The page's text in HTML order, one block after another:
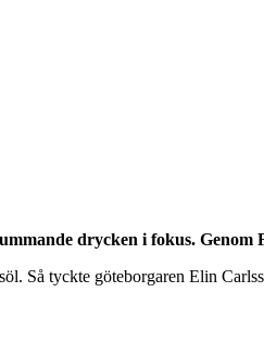
drycken i fokus.
Så tyckte göteborgaren Elin